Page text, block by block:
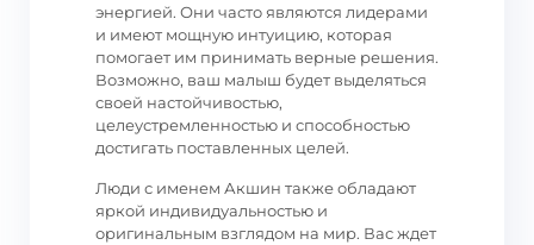
энергией. Они часто являются лидерами
и имеют мощную интуицию, которая
помогает им принимать верные решения.
Возможно, ваш малыш будет выделяться
своей настойчивостью,
целеустремленностью и способностью
достигать поставленных целей.
Люди с именем Акшин также обладают
яркой индивидуальностью и
оригинальным взглядом на мир. Вас ждет